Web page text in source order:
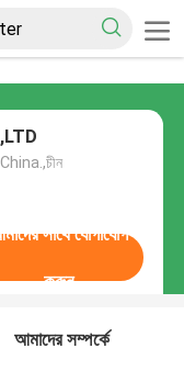
সাথে যোগাযোগ
করুন
আমাদের সম্পর্কে